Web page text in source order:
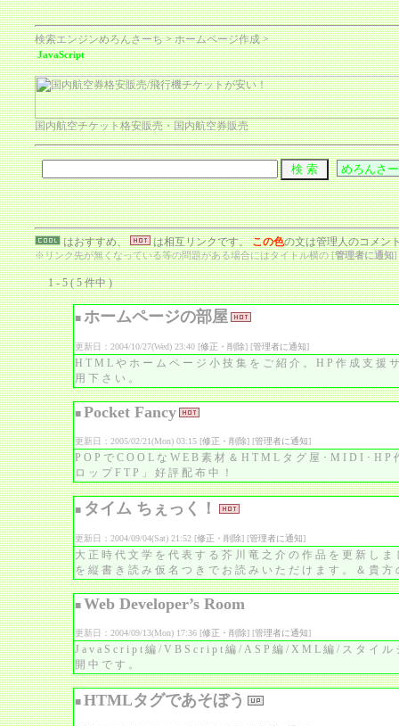
検索エンジンめろんさーち>ホームページ作成>
JavaScript
国内航空チケット格安販売・国内航空券販売
はおすすめ、 は相互リンクです。この色の文は管理人のコメン
※リンク先が無くなっている等の問題がある場合にはタイトル横の [管理者に通知]
1 - 5 ( 5 件中 )
■ ホームページの部屋
更新日：2004/10/27(Wed) 23:40 [修正・削除] [管理者に通知]
HTMLやホームページ小技集をご紹介。HP作成支援
用下さい。
■ Pocket Fancy
更新日：2005/02/21(Mon) 03:15 [修正・削除] [管理者に通知]
POPでCOOLなWEB素材＆HTMLタグ屋･MIDI･HP
ロップFTP」好評配布中！
■ タイム ちぇっく！
更新日：2004/09/04(Sat) 21:52 [修正・削除] [管理者に通知]
大正時代文学を代表する芥川竜之介の作品を更新し
を縦書き読み仮名つきでお読みいただけます。＆貴
■ Web Developer’s Room
更新日：2004/09/13(Mon) 17:36 [修正・削除] [管理者に通知]
JavaScript編/VBScript編/ASP編/XML編/スタイル
開中です。
■ HTMLタグであそぼう